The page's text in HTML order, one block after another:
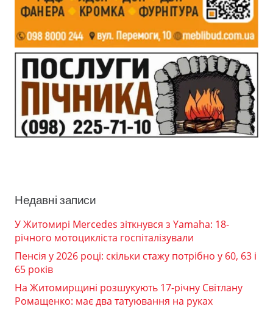
Недавні записи
У Житомирі Mercedes зіткнувся з Yamaha: 18-
річного мотоцикліста госпіталізували
Пенсія у 2026 році: скільки стажу потрібно у 60, 63 і
65 років
На Житомирщині розшукують 17-річну Світлану
Ромащенко: має два татуювання на руках